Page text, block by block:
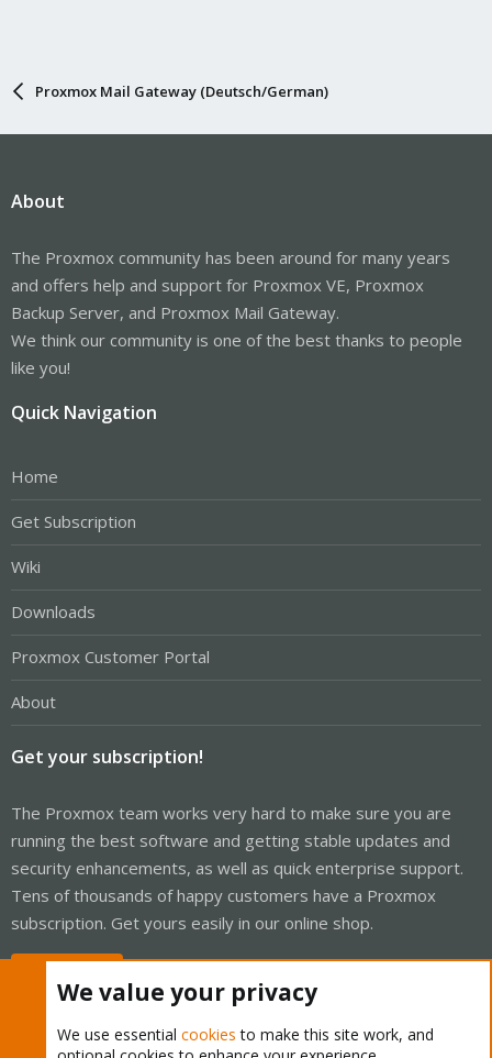
Proxmox Mail Gateway (Deutsch/German)
About
The Proxmox community has been around for many years
and offers help and support for Proxmox VE, Proxmox
Backup Server, and Proxmox Mail Gateway.
We think our community is one of the best thanks to people
like you!
Quick Navigation
Home
Get Subscription
Wiki
Downloads
Proxmox Customer Portal
About
Get your subscription!
The Proxmox team works very hard to make sure you are
running the best software and getting stable updates and
security enhancements, as well as quick enterprise support.
Tens of thousands of happy customers have a Proxmox
subscription. Get yours easily in our online shop.
We value your privacy
We use essential cookies to make this site work, and